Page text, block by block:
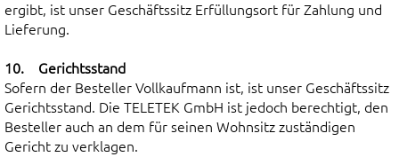
ergibt, ist unser Geschäftssitz Erfüllungsort für Zahlung und
Lieferung.
10. Gerichtsstand
Sofern der Besteller Vollkaufmann ist, ist unser Geschäftssitz
Gerichtsstand. Die TELETEK GmbH ist jedoch berechtigt, den
Besteller auch an dem für seinen Wohnsitz zuständigen
Gericht zu verklagen.